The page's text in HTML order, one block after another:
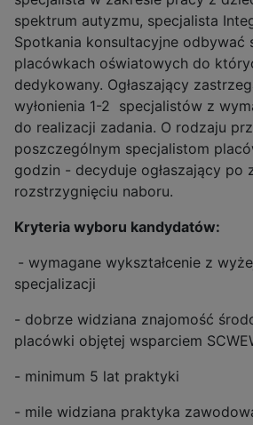
spektrum autyzmu, specjalista
Spotkania konsultacyjne odbywać
placówkach oświatowych do
dedykowany. Ogłaszający
wyłonienia 1-2 specjalistów z
do realizacji zadania. O rodzaju
poszczególnym specjalistom
godzin - decyduje ogłaszający po
rozstrzygnięciu naboru.
Kryteria wyboru kandydatów:
- wymagane wykształcenie z
specjalizacji
- dobrze widziana znajomość
placówki objętej wsparciem
- minimum 5 lat praktyki
- mile widziana praktyka